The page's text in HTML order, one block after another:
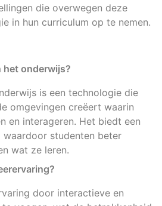
die overwegen deze
in hun curriculum op te nemen.
het onderwijs?
is een technologie die
omgevingen creëert waarin
en interageren. Het biedt een
waardoor studenten beter
wat ze leren.
door interactieve en